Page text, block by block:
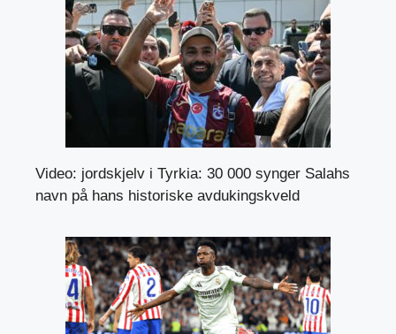
Video: jordskjelv i Tyrkia: 30 000 synger Salahs
navn på hans historiske avdukingskveld